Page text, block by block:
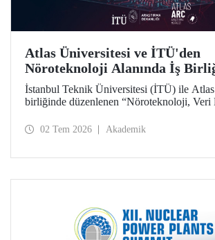
Atlas Üniversitesi ve İTÜ'den
Nöroteknoloji Alanında İş
İstanbul Teknik Üniversitesi (İTÜ) ile
birliğinde düzenlenen “Nöroteknoloji,
akademisyenleri ve araştırmacıları bir araya
02 Tem 2026 Akademik